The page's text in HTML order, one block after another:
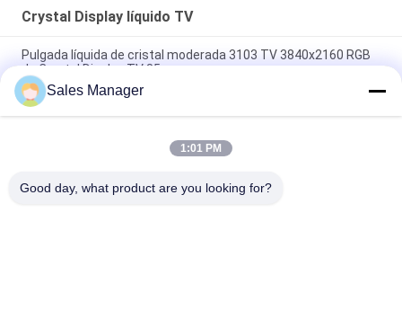
Crystal Display líquido TV
Pulgada líquida de cristal moderada 3103 TV 3840x2160 RGB
de Crystal Display TV 85
400 pulgada Lcd Smart TV Android 8,0 de Crystal Display TV
65 del líquido de los liendres
Monitor de la pulgada 60HZ 43 TV de Android 5,0 ángulo de
Sales Manager
1:01 PM
Good day, what product are you looking for?